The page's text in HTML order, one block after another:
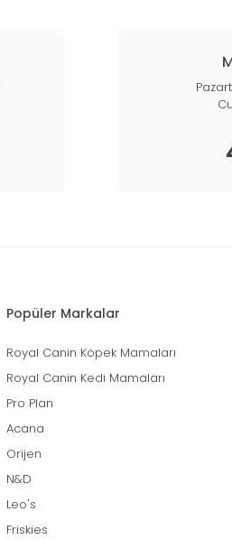
Popüler Markalar
Royal Canin Köpek Mamaları
Royal Canin Kedi Mamaları
Pro Plan
Acana
Orijen
N&D
Leo's
Friskies